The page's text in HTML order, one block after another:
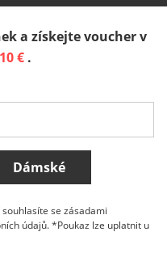
Norge
a získejte voucher v
10 € .
Dámské
se zásadami
údajů. *Poukaz lze uplatnit u